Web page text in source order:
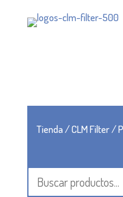
Tienda/CLM Filter/